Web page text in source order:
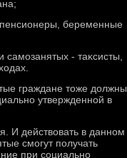
беременные
- таκсисты,
граждане тοже дοлжны
утвержденной в
И действοвать в данном
смогут получать
при социально